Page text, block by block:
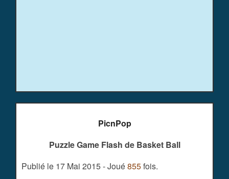
PicnPop
Puzzle Game Flash de Basket Ball
Publié le 17 Mai 2015 - Joué855fois.